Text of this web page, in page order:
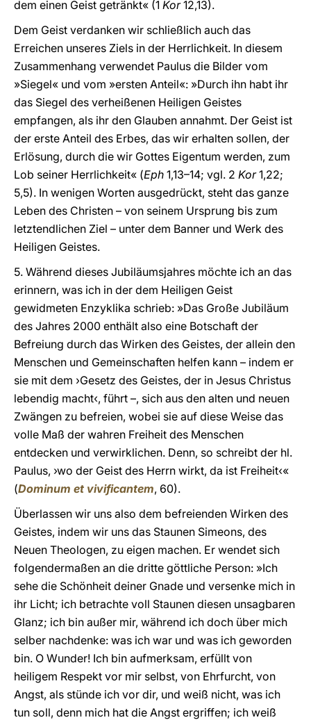
dem einen Geist getränkt« (1 Kor12,13).
Dem Geist verdanken wir schließlich auch das
Erreichen unseres Ziels in der Herrlichkeit. In diesem
Zusammenhang verwendet Paulus die Bilder vom
»Siegel« und vom »ersten Anteil«: »Durch ihn habt ihr
das Siegel des verheißenen Heiligen Geistes
empfangen, als ihr den Glauben annahmt. Der Geist ist
der erste Anteil des Erbes, das wir erhalten sollen, der
Erlösung, durch die wir Gottes Eigentum werden, zum
Lob seiner Herrlichkeit« (Eph 1,13–14; vgl. 2 Kor1,22;
5,5). In wenigen Worten ausgedrückt, steht das ganze
Leben des Christen – von seinem Ursprung bis zum
letztendlichen Ziel – unter dem Banner und Werk des
Heiligen Geistes.
5. Während dieses Jubiläumsjahres möchte ich an das
erinnern, was ich in der dem Heiligen Geist
gewidmeten Enzyklika schrieb: »Das Große Jubiläum
des Jahres 2000 enthält also eine Botschaft der
Befreiung durch das Wirken des Geistes, der allein den
Menschen und Gemeinschaften helfen kann – indem er
sie mit dem ›Gesetz des Geistes, der in Jesus Christus
lebendig macht‹, führt –, sich aus den alten und neuen
Zwängen zu befreien, wobei sie auf diese Weise das
volle Maß der wahren Freiheit des Menschen
entdecken und verwirklichen. Denn, so schreibt der hl.
Paulus, ›wo der Geist des Herrn wirkt, da ist Freiheit‹«
(Dominum et vivificantem, 60).
Überlassen wir uns also dem befreienden Wirken des
Geistes, indem wir uns das Staunen Simeons, des
Neuen Theologen, zu eigen machen. Er wendet sich
folgendermaßen an die dritte göttliche Person: »Ich
sehe die Schönheit deiner Gnade und versenke mich in
ihr Licht; ich betrachte voll Staunen diesen unsagbaren
Glanz; ich bin außer mir, während ich doch über mich
selber nachdenke: was ich war und was ich geworden
bin. O Wunder! Ich bin aufmerksam, erfüllt von
heiligem Respekt vor mir selbst, von Ehrfurcht, von
Angst, als stünde ich vor dir, und weiß nicht, was ich
tun soll, denn mich hat die Angst ergriffen; ich weiß